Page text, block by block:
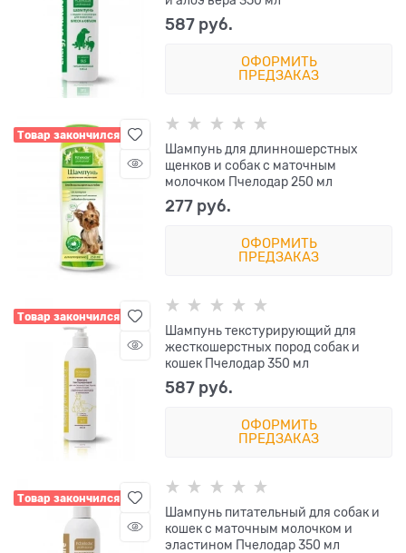
587 руб.
ОФОРМИТЬ
ПРЕДЗАКАЗ
Товар закончился
Шампунь для длинношерстных
щенков и собак с маточным
молочком Пчелодар 250 мл
277 руб.
ОФОРМИТЬ
ПРЕДЗАКАЗ
Товар закончился
Шампунь текстурирующий для
жесткошерстных пород собак и
кошек Пчелодар 350 мл
587 руб.
ОФОРМИТЬ
ПРЕДЗАКАЗ
Товар закончился
Шампунь питательный для собак и
кошек с маточным молочком и
эластином Пчелодар 350 мл